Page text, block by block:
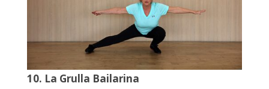
10. La Grulla Bailarina